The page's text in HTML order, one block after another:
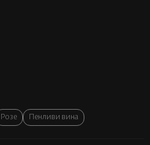
Розе Пенливи вина